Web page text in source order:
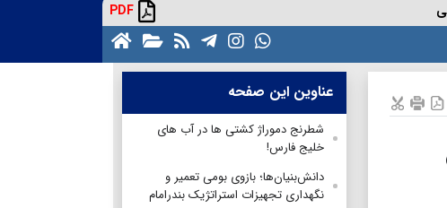
PDF
عناوین این صفحه
شطرنج دموراژ کشتی ها در آب های
خلیج فارس!
دانش‌بنیان‌ها؛ بازوی بومی تعمیر و
نگهداری تجهیزات استراتژیک بندرامام